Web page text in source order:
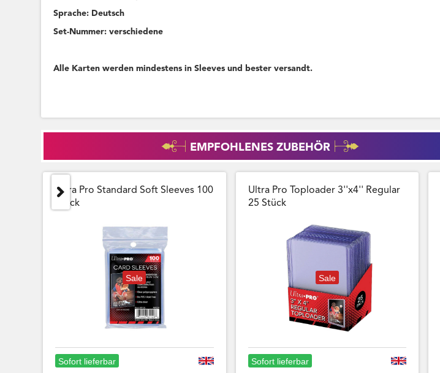
Sprache: Deutsch
Set-Nummer: verschiedene
Alle Karten werden mindestens in Sleeves und bester versandt.
EMPFOHLENES ZUBEHÖR
Ultra Pro Standard Soft Sleeves 100
Stück
Sale
Sofort lieferbar
Ultra Pro Toploader 3''x4'' Regular
25 Stück
Sale
Sofort lieferbar